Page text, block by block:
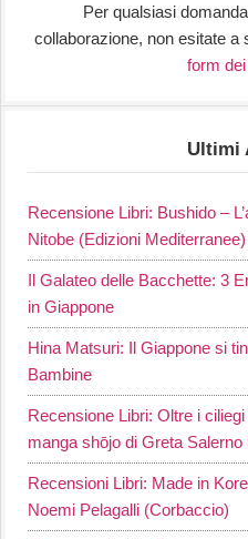
Per qualsiasi
collaborazione, non esitate a
form
Ultimi
Recensione Libri: Bushido –
Nitobe (Edizioni Mediterranee)
Il Galateo delle Bacchette: 3
in Giappone
Hina Matsuri: Il Giappone si
Bambine
Recensione Libri: Oltre i
manga shōjo di Greta Salerno
Recensioni Libri: Made in
Noemi Pelagalli (Corbaccio)